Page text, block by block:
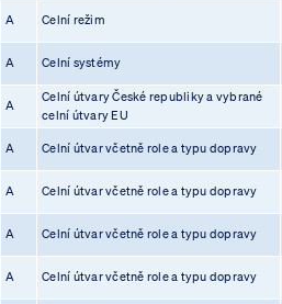
A Celní režim
A Celní systémy
A
Celní útvary České republiky a vybrané
celní útvary EU
A Celní útvar včetně role a typu dopravy
A Celní útvar včetně role a typu dopravy
A Celní útvar včetně role a typu dopravy
A Celní útvar včetně role a typu dopravy